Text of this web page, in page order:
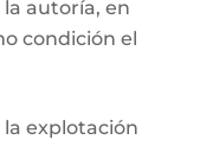
autoría, en
condición el
explotación